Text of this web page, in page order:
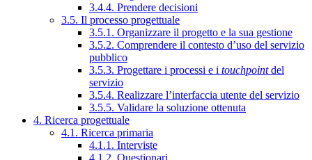
3.4.4. Prendere decisioni
3.5. Il processo progettuale
3.5.1. Organizzare il progetto e la sua gestione
3.5.2. Comprendere il contesto d’uso del servizio
pubblico
3.5.3. Progettare i processi e i touchpointdel
servizio
3.5.4. Realizzare l’interfaccia utente del servizio
3.5.5. Validare la soluzione ottenuta
4. Ricerca progettuale
4.1. Ricerca primaria
4.1.1. Interviste
4.1.2. Questionari